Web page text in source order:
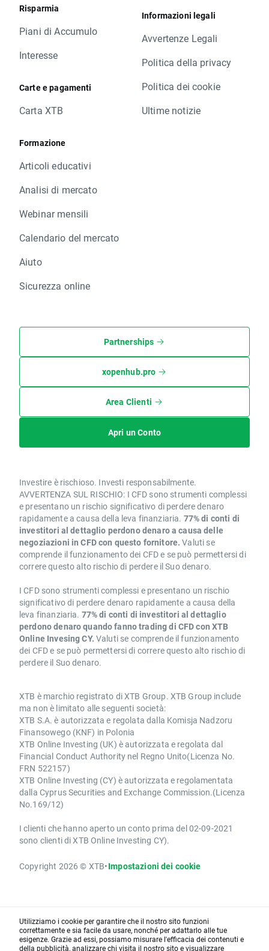
Risparmia
Piani di Accumulo
Interesse
Carte e pagamenti
Carta XTB
Formazione
Articoli educativi
Analisi di mercato
Webinar mensili
Calendario del mercato
Aiuto
Sicurezza online
Informazioni legali
Avvertenze Legali
Politica della privacy
Politica dei cookie
Ultime notizie
Partnerships
xopenhub.pro
Area Clienti
Apri un Conto
Investire è rischioso. Investi responsabilmente.
AVVERTENZA SUL RISCHIO: I CFD sono strumenti complessi
e presentano un rischio significativo di perdere denaro
rapidamente a causa della leva finanziaria. 77% di conti di
investitori al dettaglio perdono denaro a causa delle
negoziazioni in CFD con questo fornitore. Valuti se
comprende il funzionamento dei CFD e se può permettersi di
correre questo alto rischio di perdere il Suo denaro.
I CFD sono strumenti complessi e presentano un rischio
significativo di perdere denaro rapidamente a causa della
leva finanziaria. 77% di conti di investitori al dettaglio
perdono denaro quando fanno trading di CFD con XTB
Online Invesing CY. Valuti se comprende il funzionamento
dei CFD e se può permettersi di correre questo alto rischio di
perdere il Suo denaro.
XTB è marchio registrato di XTB Group. XTB Group include
ma non è limitato alle seguenti società:
XTB S.A. è autorizzata e regolata dalla Komisja Nadzoru
Finansowego (KNF) in Polonia
XTB Online Investing (UK) è autorizzata e regolata dal
Financial Conduct Authority nel Regno Unito(Licenza No.
FRN 522157)
XTB Online Investing (CY) è autorizzata e regolamentata
dalla Cyprus Securities and Exchange Commission.(Licenza
No.169/12)
I clienti che hanno aperto un conto prima del 02-09-2021
sono clienti di XTB Online Investing CY).
Copyright 2026 © XTB•Impostazioni dei cookie
Utilizziamo i cookie per garantire che il nostro sito funzioni
correttamente e sia facile da usare, nonché per adattarlo alle tue
esigenze. Grazie ad essi, possiamo misurare l'efficacia dei contenuti e
della pubblicità, analizzare chi visita il nostro sito e visualizzare